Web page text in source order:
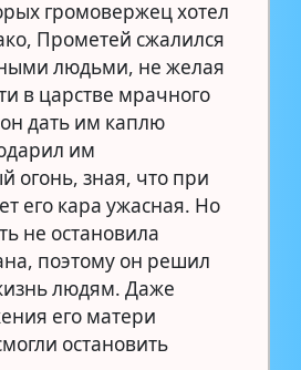
громовержец хотел
Прометей сжалился
людьми, не желая
в царстве мрачного
дать им каплю
им
огонь, зная, что при
его кара ужасная. Но
не остановила
поэтому он решил
людям. Даже
его матери
остановить